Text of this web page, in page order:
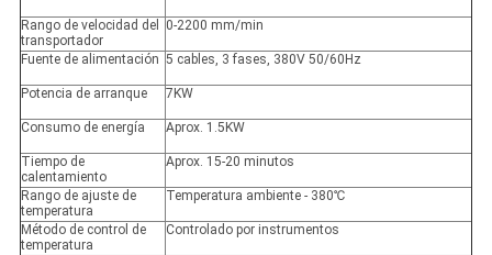
Rango de velocidad del
transportador
0-2200 mm/min
Fuente de alimentación 5 cables, 3 fases, 380V 50/60Hz
Potencia de arranque 7KW
Consumo de energía Aprox. 1.5KW
Tiempo de
calentamiento
Aprox. 15-20 minutos
Rango de ajuste de
temperatura
Temperatura ambiente - 380℃
Método de control de
temperatura
Controlado por instrumentos